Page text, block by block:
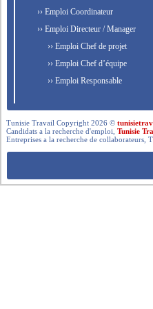
›› Emploi Coordinateur
›› Emploi Directeur / Manager
›› Emploi Chef de projet
›› Emploi Chef d’équipe
›› Emploi Responsable
Tunisie Travail Copyright 2026 ©
Candidats a la recherche d'emploi,Tunisie
Entreprises a la recherche de